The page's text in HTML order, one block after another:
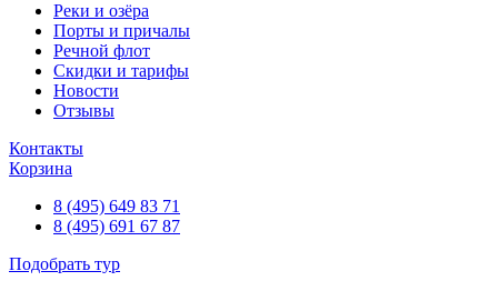
Реки и озёра
Порты и причалы
Речной флот
Скидки и тарифы
Новости
Отзывы
Контакты
Корзина
8 (495) 649 83 71
8 (495) 691 67 87
Подобрать тур